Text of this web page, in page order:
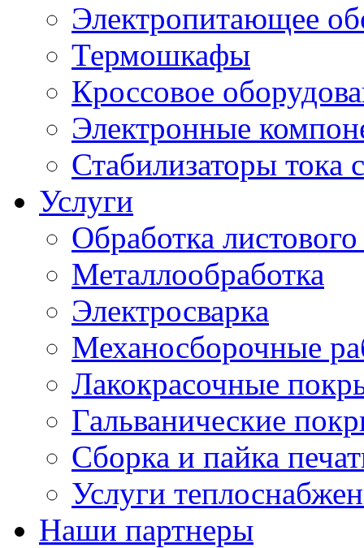
Электропитающее
Термошкафы
Кроссовое
Электронные
Стабилизаторы тока
Услуги
Обработка
Металлообработка
Электросварка
Механосборочные
Лакокрасочные
Гальванические
Сборка и пайка
Услуги
Наши партнеры